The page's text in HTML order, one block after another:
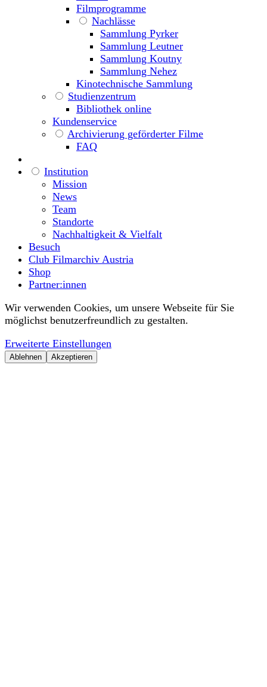
Filmprogramme
Nachlässe
Sammlung Pyrker
Sammlung Leutner
Sammlung Koutny
Sammlung Nehez
Kinotechnische Sammlung
Studienzentrum
Bibliothek online
Kundenservice
Archivierung geförderter Filme
FAQ
Institution
Mission
News
Team
Standorte
Nachhaltigkeit & Vielfalt
Besuch
Club Filmarchiv Austria
Shop
Partner:innen
Wir verwenden Cookies, um unsere Webseite für Sie
möglichst benutzerfreundlich zu gestalten.
Erweiterte Einstellungen
Ablehnen Akzeptieren